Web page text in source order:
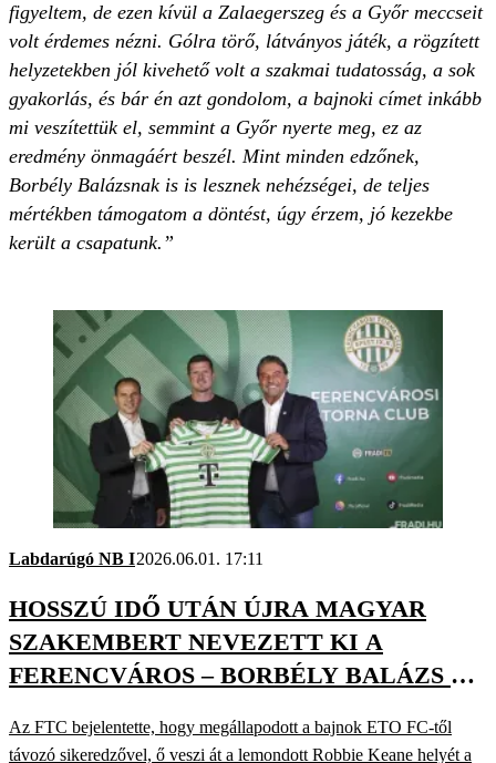
figyeltem, de ezen kívül a Zalaegerszeg és a Győr meccseit
volt érdemes nézni. Gólra törő, látványos játék, a rögzített
helyzetekben jól kivehető volt a szakmai tudatosság, a sok
gyakorlás, és bár én azt gondolom, a bajnoki címet inkább
mi veszítettük el, semmint a Győr nyerte meg, ez az
eredmény önmagáért beszél. Mint minden edzőnek,
Borbély Balázsnak is is lesznek nehézségei, de teljes
mértékben támogatom a döntést, úgy érzem, jó kezekbe
került a csapatunk.”
Labdarúgó NB I2026.06.01. 17:11
HOSSZÚ IDŐ UTÁN ÚJRA MAGYAR
SZAKEMBERT NEVEZETT KI A
FERENCVÁROS – BORBÉLY BALÁZS AZ
Az FTC bejelentette, hogy megállapodott a bajnok ETO FC-től
távozó sikeredzővel, ő veszi át a lemondott Robbie Keane helyét a